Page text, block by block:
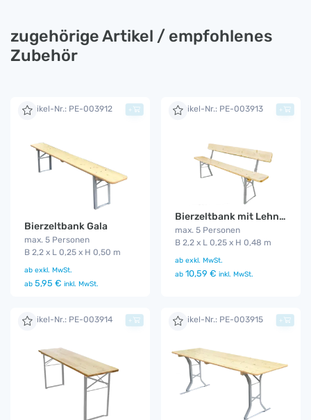
zugehörige Artikel / empfohlenes
Zubehör
Artikel-Nr.: PE-003912
Bierzeltbank Gala
max. 5 Personen
B 2,2 x L 0,25 x H 0,50 m
ab exkl. MwSt.
ab 5,95 € inkl. MwSt.
+ Artikel-Nr.: PE-003913
Bierzeltbank mit Lehne Gala
max. 5 Personen
B 2,2 x L 0,25 x H 0,48 m
ab exkl. MwSt.
ab 10,59 € inkl. MwSt.
+
Artikel-Nr.: PE-003914 + Artikel-Nr.: PE-003915 +